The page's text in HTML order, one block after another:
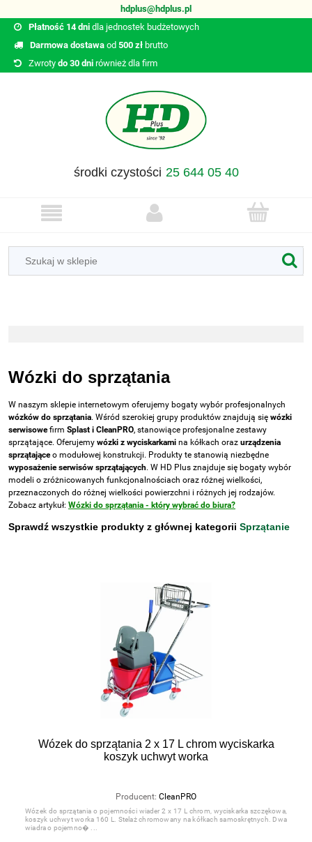
hdplus@hdplus.pl
Płatność 14 dni dla jednostek budżetowych
Darmowa dostawa od 500 zł brutto
Zwroty do 30 dni również dla firm
środki czystości 25 644 05 40
Wózki do sprzątania
W naszym sklepie internetowym oferujemy bogaty wybór profesjonalnych
wózków do sprzątania. Wśród szerokiej grupy produktów znajdują się wózki
serwisowefirm Splast i CleanPRO, stanowiące profesjonalne zestawy
sprzątające. Oferujemy wózki z wyciskarkami na kółkach oraz urządzenia
sprzątająceo modułowej konstrukcji. Produkty te stanowią niezbędne
wyposażenie serwisów sprzątających. W HD Plus znajduje się bogaty wybór
modeli o zróżnicowanych funkcjonalnościach oraz różnej wielkości,
przeznaczonych do różnej wielkości powierzchni i różnych jej rodzajów.
Zobacz artykuł: Wózki do sprzątania - który wybrać do biura?
Sprawdź wszystkie produkty z głównej kategorii Sprzątanie
Wózek do sprzątania 2 x 17 L chrom wyciskarka
koszyk uchwyt worka
Producent: CleanPRO
Wózek do sprzątania o pojemności wiader 2 x 17 L chrom, wyciskarka szczękowa,
koszyk uchwyt worka 160 L. Stelaż chromowany na kółkach samoskrętnych. Dwa
wiadra o pojemno�